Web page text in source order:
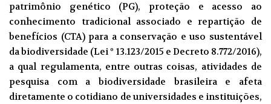
patrimônio genético (PG), proteção e acesso ao
conhecimento tradicional associado e repartição de
benefícios (CTA) para a conservação e uso sustentável
da biodiversidade (Lei º 13.123/2015 e Decreto 8.772/2016),
a qual regulamenta, entre outras coisas, atividades de
pesquisa com a biodiversidade brasileira e afeta
diretamente o cotidiano de universidades e instituições,